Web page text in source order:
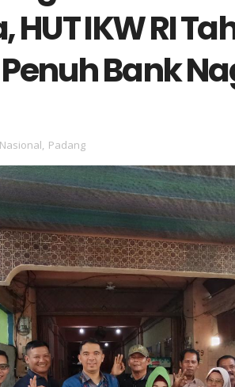
IKW RI
Bank
Nasional, Padang